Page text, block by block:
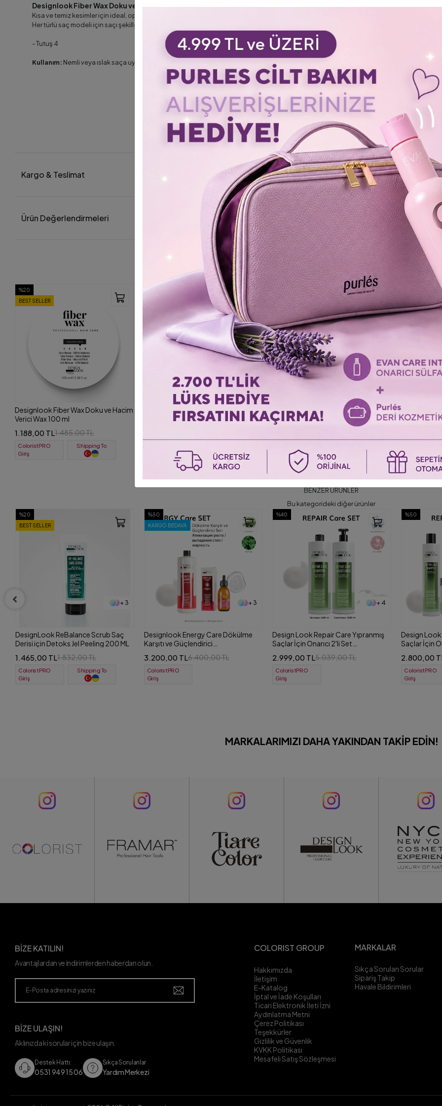
Designlook Fiber Wax Doku ve Hacim Verici Wax 100 ml
Kısa ve temiz kesimler için ideal, optimum sabitleyici, doğal etkili lifli wax, saça doku ve hacim kazandırır.
Her türlü saç modeli için saçı şekillendirmek ve şekillendirmek için kullanılabilir.
- Tutuş 4
Kullanım: Nemli veya ıslak saça uygulayın.
Kargo & Teslimat
Ürün Değerlendirmeleri
SON GEZİLEN ÜRÜNLER
Gezdiğiniz son ürünlere tekrar bakın
%20
BEST SELLER
Designlook Fiber Wax Doku ve Hacim
Verici Wax 100 ml
1.188,00 TL1.485,00 TL
ColoristPRO
Giriş
Shipping To
BENZER ÜRÜNLER
Bu kategorideki diğer ürünler
%50
KARGO BEDAVA
+ 3
Designlook Energy Care Dökülme
Karşıtı ve Güçlendirici
3.200,00 TL6.400,00 TL
ColoristPRO
Giriş
%40
+ 4
Design Look Repair Care Yıpranmış
Saçlar İçin Onarıcı 2'li Set
2.999,00 TL 5.039,00 TL
ColoristPRO
Giriş
%50
Design Look Repair Care Yıpranmış
Saçlar İçin Onarıcı 3'lü Set
2.800,00 TL5.600,00 TL
ColoristPRO
Giriş
%40
Design
Saçlar İçin
2.700,00 TL
ColoristPRO
Giriş
MARKALARIMIZI DAHA YAKINDAN TAKIP EDIN!
BİZE KATILIN!
Avantajlardan ve indirimlerden haberdan olun.
BİZE ULAŞIN!
Aklınızda ki sorular için bize ulaşın.
Destek Hattı:
0531 949 15 06
Sıkça Sorulanlar
Yardım Merkezi
COLORIST GROUP
Hakkımızda
İletişim
E-Katalog
İptal ve İade Koşulları
Ticari Elektronik İleti İzni
Aydınlatma Metni
Çerez Politikası
Teşekkürler
Gizlilik ve Güvenlik
KVKK Politikası
Mesafeli Satış Sözleşmesi
MARKALAR
Sıkça Sorulan Sorular
Sipariş Takip
Havale Bildirimleri